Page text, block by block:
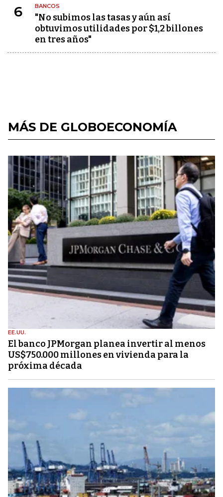
6 BANCOS
"No subimos las tasas y aún así
obtuvimos utilidades por $1,2 billones
en tres años"
MÁS DE GLOBOECONOMÍA
EE.UU.
El banco JPMorgan planea invertir al menos
US$750.000 millones en vivienda para la
próxima década